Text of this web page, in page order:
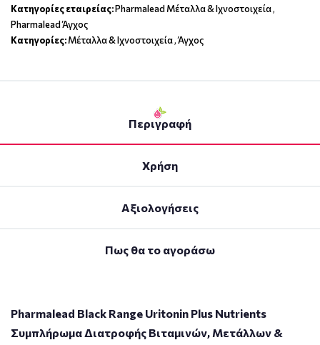
Κατηγορίες εταιρείας:Pharmalead Μέταλλα & Ιχνοστοιχεία,
Pharmalead Άγχος
Κατηγορίες:Μέταλλα & Ιχνοστοιχεία,Άγχος
Περιγραφή
Χρήση
Αξιολογήσεις
Πως θα το αγοράσω
Pharmalead Black Range Uritonin Plus Nutrients
Συμπλήρωμα Διατροφής Βιταμινών, Μετάλλων &